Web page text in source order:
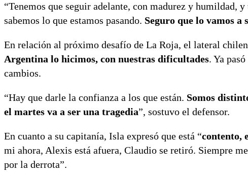
“Tenemos que seguir adelante, con madurez y humildad,
sabemos lo que estamos pasando. Seguro que lo vamos
En relación al próximo desafío de La Roja, el lateral
Argentina lo hicimos, con nuestras dificultades. Ya
cambios.
“Hay que darle la confianza a los que están. Somos
el martes va a ser una tragedia”, sostuvo el defensor.
En cuanto a su capitanía, Isla expresó que está “contento,
mi ahora, Alexis está afuera, Claudio se retiró. Siempre
por la derrota”.